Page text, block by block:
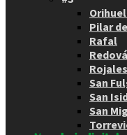
Pilar
Rafal
Rojales
San
San
San